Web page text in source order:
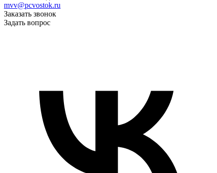
mvv@pcvostok.ru
Заказать звонок
Задать вопрос